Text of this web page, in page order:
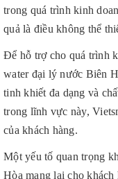
trong quá trình kinh
quả là điều không thể
Để hỗ trợ cho quá trình
water đại lý nước Biên
tinh khiết đa dạng và
trong lĩnh vực này,
của khách hàng.
Một yếu tố quan trọng
Hòa mang lại cho